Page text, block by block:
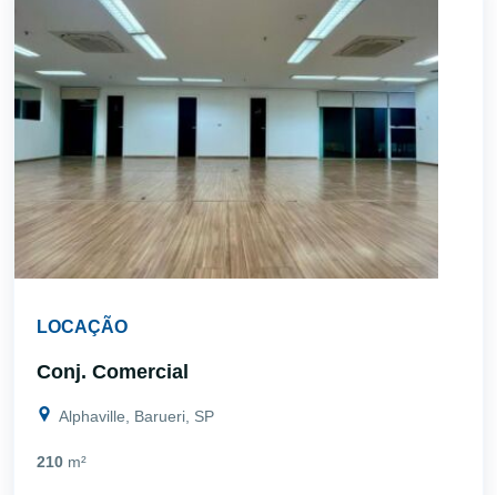
LOCAÇÃO
Conj. Comercial
Alphaville, Barueri, SP
210 m²